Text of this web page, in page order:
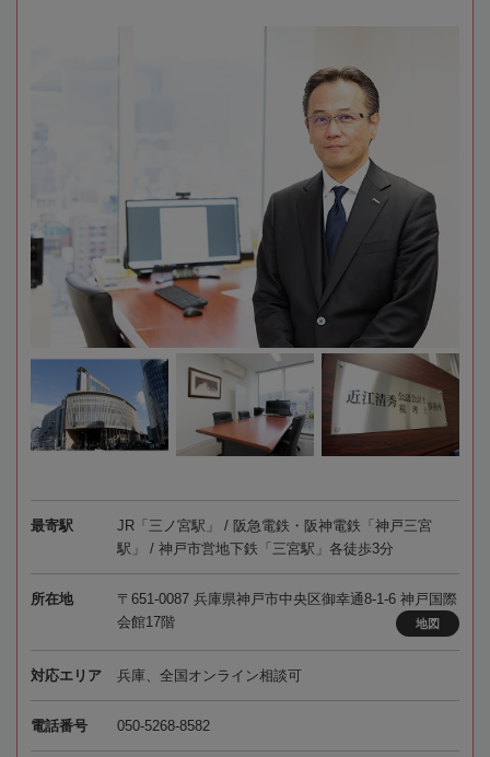
最寄駅
JR「三ノ宮駅」 / 阪急電鉄・阪神電鉄「神戸三宮
駅」 / 神戸市営地下鉄「三宮駅」各徒歩3分
所在地
〒651-0087 兵庫県神戸市中央区御幸通8-1-6 神戸国際
会館17階
地図
対応エリア 兵庫、全国オンライン相談可
電話番号 050-5268-8582